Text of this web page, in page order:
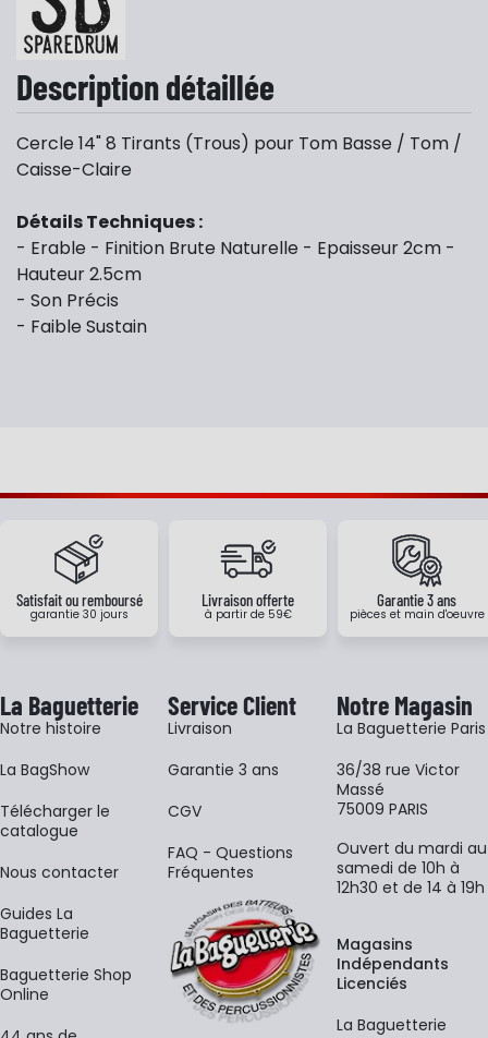
Description détaillée
Cercle 14" 8 Tirants (Trous) pour Tom Basse / Tom /
Caisse-Claire
Détails Techniques :
- Erable - Finition Brute Naturelle - Epaisseur 2cm -
Hauteur 2.5cm
- Son Précis
- Faible Sustain
Satisfait ou remboursé
garantie 30 jours
Livraison offerte
à partir de 59€
Garantie 3 ans
pièces et main d'oeuvre
La Baguetterie
Notre histoire
La BagShow
​Télécharger le
catalogue
Nous contacter
Guides La
Baguetterie
Baguetterie Shop
Online
Service Client
Livraison
Garantie 3 ans
CGV
FAQ - Questions
Fréquentes
Notre Magasin
La Baguetterie Paris
36/38 rue Victor
Massé
75009 PARIS
Ouvert du mardi au
samedi de 10h à
12h30 et de 14 à 19h
Magasins
Indépendants
Licenciés
La Baguetterie